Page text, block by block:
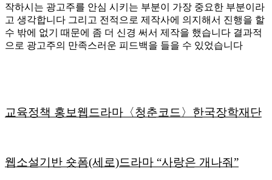
작하시는 광고주를 안심 시키는 부분이 가장 중요한 부분이라
고 생각합니다 그리고 전적으로 제작사에 의지해서 진행을 할
수 밖에 없기 때문에 좀 더 신경 써서 제작을 했습니다 결과적
으로 광고주의 만족스러운 피드백을 들을 수 있었습니다
교육정책 홍보웹드라마〈청춘코드〉한국장학재단
웹소설기반 숏폼(세로)드라마 “사랑은 개나줘”